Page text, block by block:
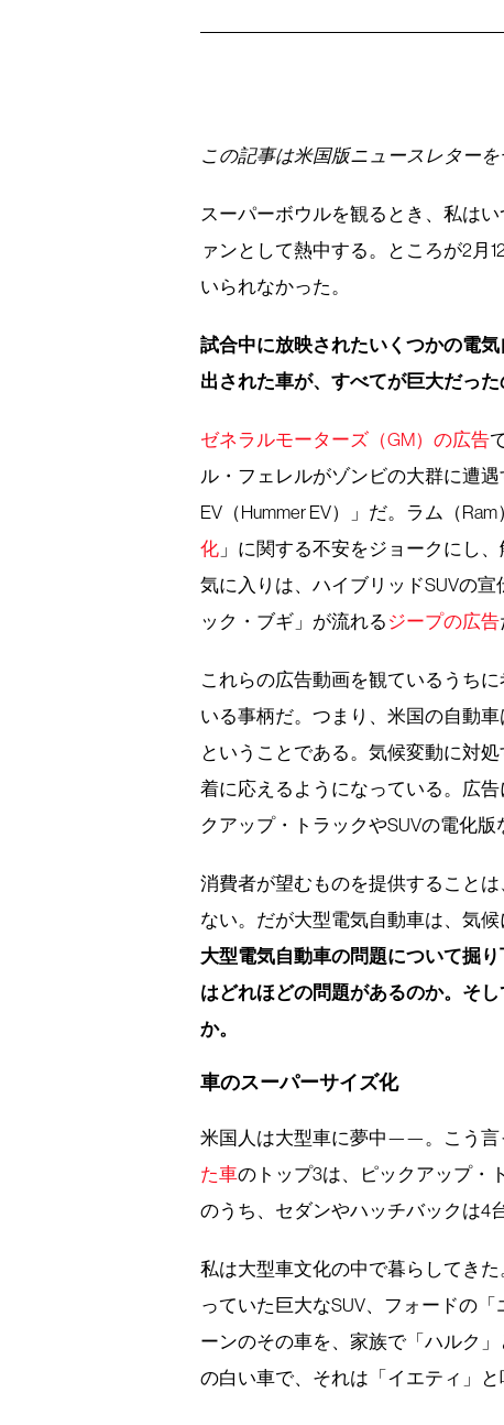
この記事は米国版ニュースレターを
スーパーボウルを観るとき、私は
ァンとして熱中する。ところが2月
いられなかった。
試合中に放映されたいくつかの電
出された車が、すべてが巨大だった
ゼネラルモーターズ（GM）の広告
ル・フェレルがゾンビの大群に遭
EV（Hummer EV）」だ。ラム（
化 」に関する不安をジョークにし
気に入りは、ハイブリッドSUVの
ック・ブギ」が流れる ジープの広告
これらの広告動画を観ているうち
いる事柄だ。つまり、米国の自動
ということである。気候変動に対
着に応えるようになっている。広
クアップ・トラックやSUVの電化版
消費者が望むものを提供すること
ない。だが大型電気自動車は、気
大型電気自動車の問題について掘
はどれほどの問題があるのか。そ
か。
車のスーパーサイズ化
米国人は大型車に夢中——。こう言
た車のトップ3は、ピックアップ・
のうち、セダンやハッチバックは4
私は大型車文化の中で暮らしてき
っていた巨大なSUV、フォードの
ーンのその車を、家族で「ハルク
の白い車で、それは「イエティ」と